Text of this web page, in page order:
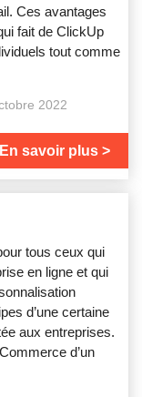
Ces avantages
fait de ClickUp
tout comme
2022
En savoir plus
tous ceux qui
en ligne et qui
d’une certaine
aux entreprises.
d’un